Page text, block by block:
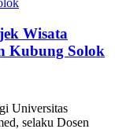
Wisata
Kubung Solok
Universitas
selaku Dosen